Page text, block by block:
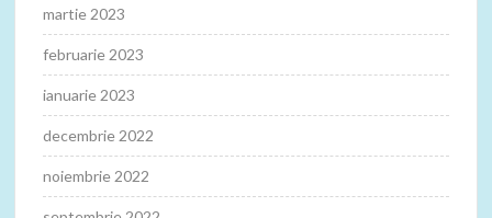
martie 2023
februarie 2023
ianuarie 2023
decembrie 2022
noiembrie 2022